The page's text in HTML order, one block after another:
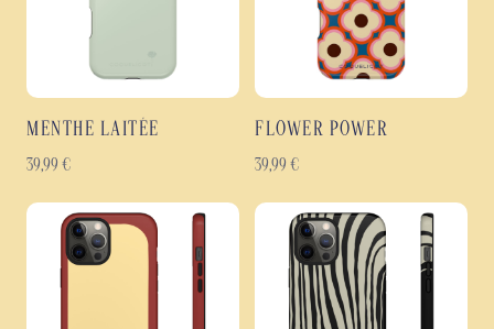
MENTHE LAITÉE
39,99 €
FLOWER POWER
39,99 €